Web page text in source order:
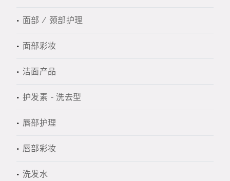
面部 / 颈部护理
面部彩妆
洁面产品
护发素 - 洗去型
唇部护理
唇部彩妆
洗发水